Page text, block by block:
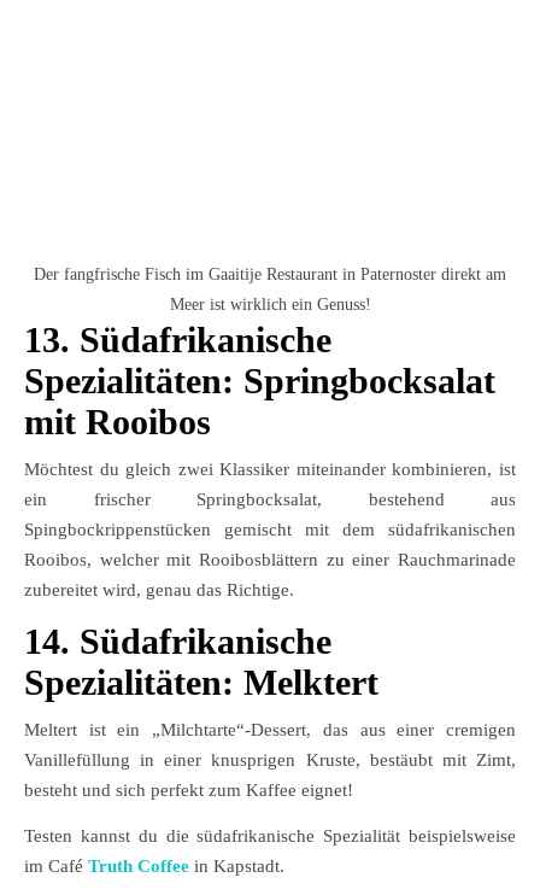
Der fangfrische Fisch im Gaaitije Restaurant in Paternoster direkt am
Meer ist wirklich ein Genuss!
13. Südafrikanische
Spezialitäten: Springbocksalat
mit Rooibos
Möchtest du gleich zwei Klassiker miteinander kombinieren, ist
ein frischer Springbocksalat, bestehend aus
Spingbockrippenstücken gemischt mit dem südafrikanischen
Rooibos, welcher mit Rooibosblättern zu einer Rauchmarinade
zubereitet wird, genau das Richtige.
14. Südafrikanische
Spezialitäten: Melktert
Meltert ist ein „Milchtarte“-Dessert, das aus einer cremigen
Vanillefüllung in einer knusprigen Kruste, bestäubt mit Zimt,
besteht und sich perfekt zum Kaffee eignet!
Testen kannst du die südafrikanische Spezialität beispielsweise
im Café Truth Coffee in Kapstadt.